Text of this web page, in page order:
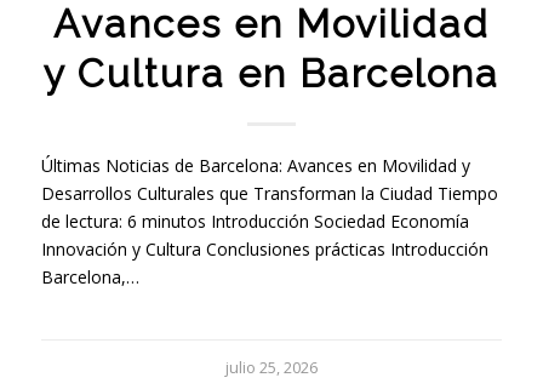
Avances en Movilidad
y Cultura en Barcelona
Últimas Noticias de Barcelona: Avances en Movilidad y
Desarrollos Culturales que Transforman la Ciudad Tiempo
de lectura: 6 minutos Introducción Sociedad Economía
Innovación y Cultura Conclusiones prácticas Introducción
Barcelona,…
julio 25, 2026